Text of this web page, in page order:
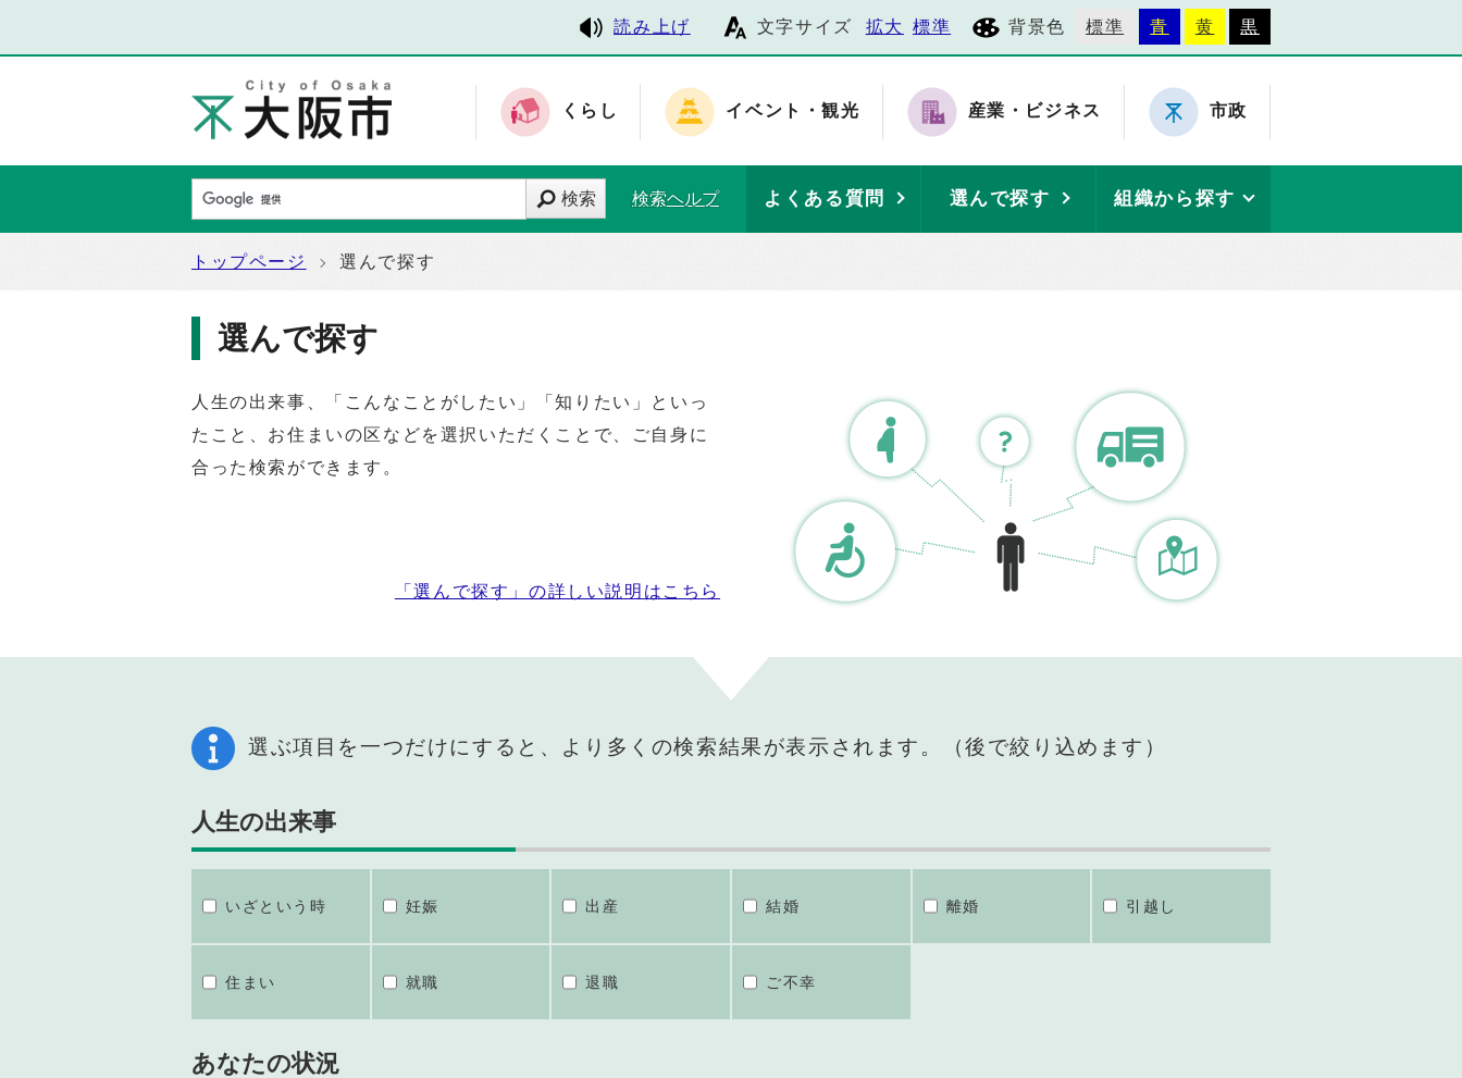
読み上げ 文字サイズ 拡大 標準 背景色 標準 青 黄 黒
くらし イベント・観光 産業・ビジネス 市政
検索 検索ヘルプ よくある質問 選んで探す 組織から探す
トップページ 選んで探す
選んで探す
人生の出来事、「こんなことがしたい」「知りたい」といっ
たこと、お住まいの区などを選択いただくことで、ご自身に
合った検索ができます。
「選んで探す」の詳しい説明はこちら
選ぶ項目を一つだけにすると、より多くの検索結果が表示されます。（後で絞り込めます）
人生の出来事
いざという時 妊娠 出産 結婚 離婚 引越し
住まい 就職 退職 ご不幸
あなたの状況